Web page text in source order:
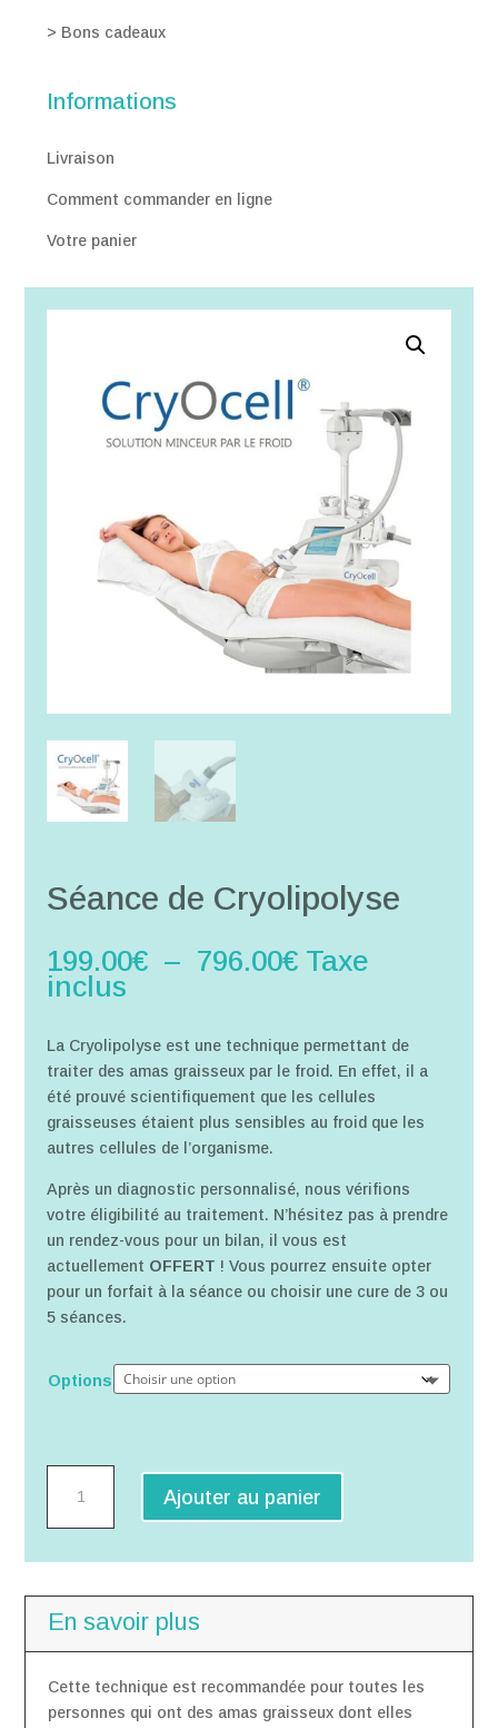
> Bons cadeaux
Informations
Livraison
Comment commander en ligne
Votre panier
Séance de Cryolipolyse
199.00€ – 796.00€Plage
199.00€
à
796.00€
Taxe
inclus
La Cryolipolyse est une technique permettant de
traiter des amas graisseux par le froid. En effet, il a
été prouvé scientifiquement que les cellules
graisseuses étaient plus sensibles au froid que les
autres cellules de l’organisme.
Après un diagnostic personnalisé, nous vérifions
votre éligibilité au traitement. N’hésitez pas à prendre
un rendez-vous pour un bilan, il vous est
actuellement OFFERT ! Vous pourrez ensuite opter
pour un forfait à la séance ou choisir une cure de 3 ou
5 séances.
Options
Séance
Ajouter au panier
En savoir plus
Cette technique est recommandée pour toutes les
personnes qui ont des amas graisseux dont elles